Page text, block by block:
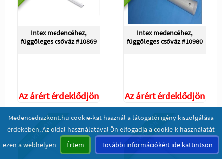
Medencediszkont.hu cookie-kat használ a látogatói igény kiszolgálása
érdekében. Az oldal használatával Ön elfogadja a cookie-k használatát
ezen a webhelyen
Értem További információkért ide kattintson
Intex medencéhez,
függőleges csőváz #10869
Az árért érdeklődjön
Intex medencéhez,
függőleges csőváz #10980
Az árért érdeklődjön
RAKTÁRON RAKTÁRON